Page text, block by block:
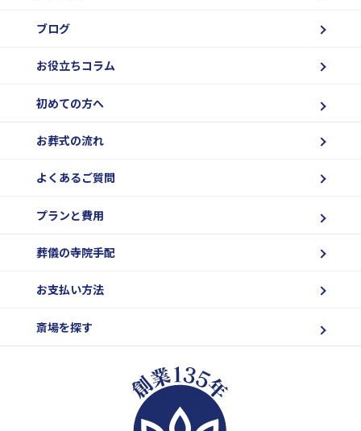
ブログ
お役立ちコラム
初めての方へ
お葬式の流れ
よくあるご質問
プランと費用
葬儀の寺院手配
お支払い方法
斎場を探す